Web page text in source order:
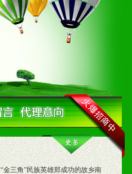
三角”民族英雄郑成功的故乡南